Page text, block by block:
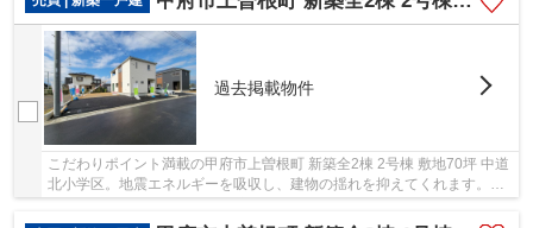
過去掲載物件
こだわりポイント満載の甲府市上曽根町 新築全2棟 2号棟 敷地70坪 中道
北小学区。地震エネルギーを吸収し、建物の揺れを抑えてくれます。前